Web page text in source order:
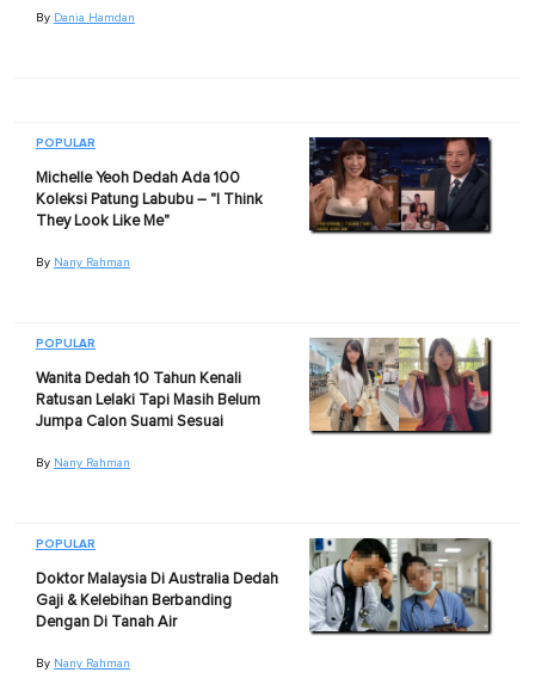
By Dania Hamdan
POPULAR
Michelle Yeoh Dedah Ada 100
Koleksi Patung Labubu – "I Think
They Look Like Me"
By Nany Rahman
POPULAR
Wanita Dedah 10 Tahun Kenali
Ratusan Lelaki Tapi Masih Belum
Jumpa Calon Suami Sesuai
By Nany Rahman
POPULAR
Doktor Malaysia Di Australia Dedah
Gaji & Kelebihan Berbanding
Dengan Di Tanah Air
By Nany Rahman